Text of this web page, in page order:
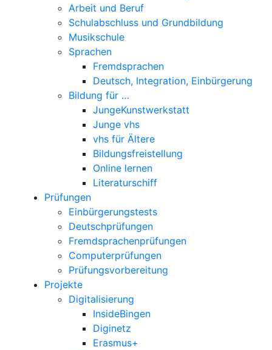
Arbeit und Beruf
Schulabschluss und Grundbildung
Musikschule
Sprachen
Fremdsprachen
Deutsch, Integration, Einbürgerung
Bildung für …
JungeKunstwerkstatt
Junge vhs
vhs für Ältere
Bildungsfreistellung
Online lernen
Literaturschiff
Prüfungen
Einbürgerungstests
Deutschprüfungen
Fremdsprachenprüfungen
Computerprüfungen
Prüfungsvorbereitung
Projekte
Digitalisierung
InsideBingen
Diginetz
Erasmus+